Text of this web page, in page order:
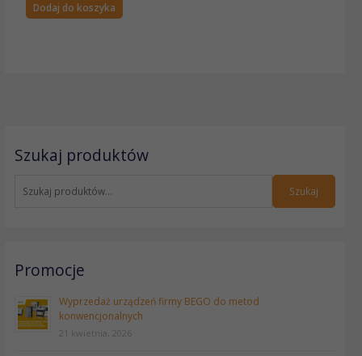
Szukaj produktów
z
Szukaj
Promocje
Wyprzedaż urządzeń firmy BEGO do metod
konwencjonalnych
21 kwietnia, 2026
Dodaj do koszyka